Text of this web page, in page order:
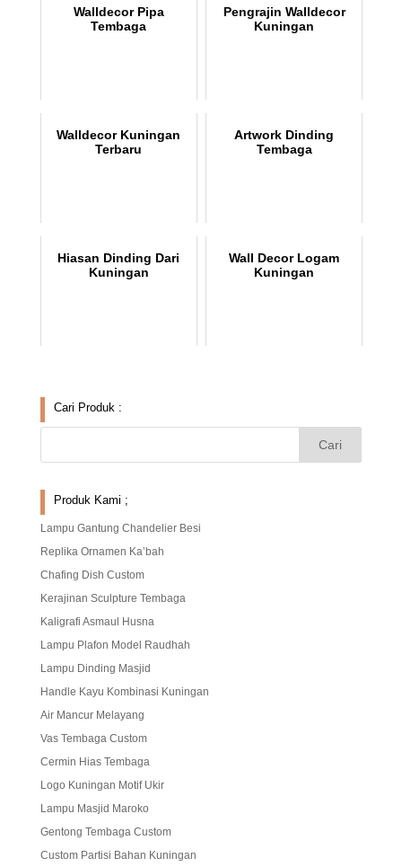
Walldecor Pipa
Tembaga
Pengrajin Walldecor
Kuningan
Walldecor Kuningan
Terbaru
Artwork Dinding
Tembaga
Hiasan Dinding Dari
Kuningan
Wall Decor Logam
Kuningan
Cari Produk :
Produk Kami ;
Lampu Gantung Chandelier Besi
Replika Ornamen Ka’bah
Chafing Dish Custom
Kerajinan Sculpture Tembaga
Kaligrafi Asmaul Husna
Lampu Plafon Model Raudhah
Lampu Dinding Masjid
Handle Kayu Kombinasi Kuningan
Air Mancur Melayang
Vas Tembaga Custom
Cermin Hias Tembaga
Logo Kuningan Motif Ukir
Lampu Masjid Maroko
Gentong Tembaga Custom
Custom Partisi Bahan Kuningan